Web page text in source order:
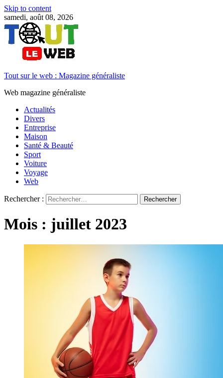
Skip to content
samedi, août 08, 2026
Tout sur le web : Magazine généraliste
Web magazine généraliste
Actualités
Divers
Entreprise
Maison
Santé & Beauté
Sport
Voiture
Voyage
Web
Rechercher :
Mois : juillet 2023